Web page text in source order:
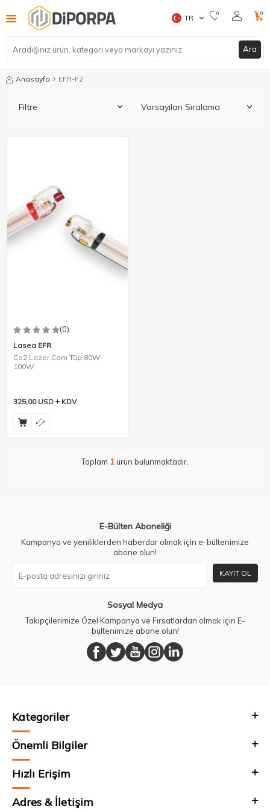
Ara
TR 0 0
Anasayfa EFR-F2
Filtre
(0)
Lasea EFR
Co2 Lazer Cam Tüp 80W-
100W
325,00USD KDV
Toplam 1ürün bulunmaktadır.
E-Bülten Aboneliği
Kampanya ve yeniliklerden haberdar olmak için e-bültenimize
abone olun!
KAYIT OL
Sosyal Medya
Takipçilerimize Özel Kampanya ve Fırsatlardan olmak için E-
bültenimize abone olun!
Kategoriler
Önemli Bilgiler
Hızlı Erişim
Adres & İletişim